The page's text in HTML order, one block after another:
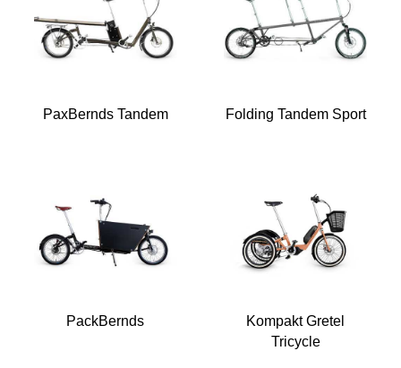
PaxBernds Tandem Folding Tandem Sport
PackBernds
Kompakt Gretel
Tricycle